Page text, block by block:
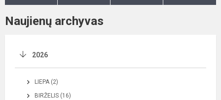
Naujienų archyvas
2026
LIEPA (2)
BIRŽELIS (16)